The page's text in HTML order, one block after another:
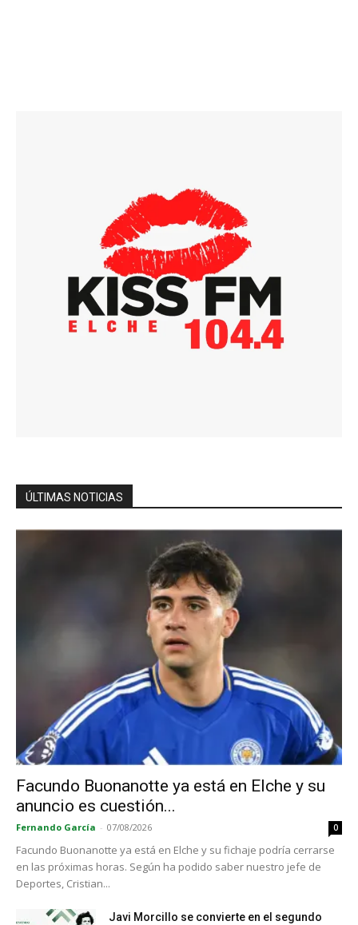
ÚLTIMAS NOTICIAS
Facundo Buonanotte ya está en Elche y su
anuncio es cuestión...
Fernando García - 07/08/2026 0
Facundo Buonanotte ya está en Elche y su fichaje podría cerrarse
en las próximas horas. Según ha podido saber nuestro jefe de
Deportes, Cristian...
Javi Morcillo se convierte en el segundo